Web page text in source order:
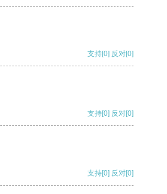
支持[0] 反对[0]
支持[0] 反对[0]
支持[0] 反对[0]